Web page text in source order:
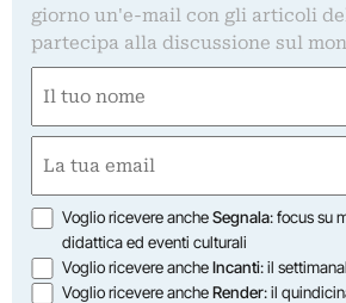
giorno un'e-mail con gli articoli
partecipa alla discussione sul
(Required)
First
(Required)
Opzioni
Voglio ricevere ancheSegnala: focus su
didattica ed eventi culturali
Voglio ricevere ancheIncanti: il
Voglio ricevere ancheRender: il